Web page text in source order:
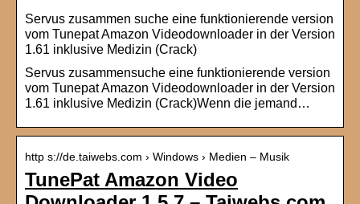
Servus zusammen suche eine funktionierende version
vom Tunepat Amazon Videodownloader in der Version
1.61 inklusive Medizin (Crack)
Servus zusammensuche eine funktionierende version
vom Tunepat Amazon Videodownloader in der Version
1.61 inklusive Medizin (Crack)Wenn die jemand…
http s://de.taiwebs.com › Windows › Medien – Musik
TunePat Amazon Video